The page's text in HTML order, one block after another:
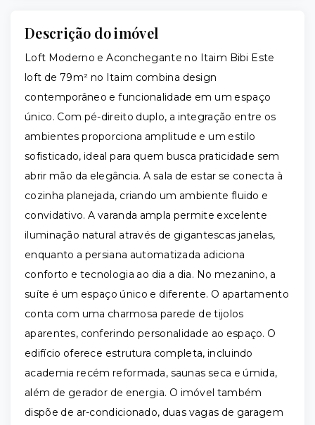
Descrição do imóvel
Loft Moderno e Aconchegante no Itaim Bibi Este
loft de 79m² no Itaim combina design
contemporâneo e funcionalidade em um espaço
único. Com pé-direito duplo, a integração entre os
ambientes proporciona amplitude e um estilo
sofisticado, ideal para quem busca praticidade sem
abrir mão da elegância. A sala de estar se conecta à
cozinha planejada, criando um ambiente fluido e
convidativo. A varanda ampla permite excelente
iluminação natural através de gigantescas janelas,
enquanto a persiana automatizada adiciona
conforto e tecnologia ao dia a dia. No mezanino, a
suíte é um espaço único e diferente. O apartamento
conta com uma charmosa parede de tijolos
aparentes, conferindo personalidade ao espaço. O
edifício oferece estrutura completa, incluindo
academia recém reformada, saunas seca e úmida,
além de gerador de energia. O imóvel também
dispõe de ar-condicionado, duas vagas de garagem